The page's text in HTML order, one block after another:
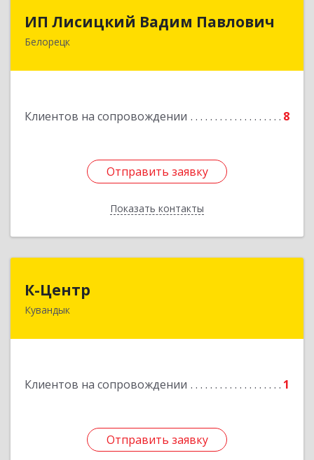
ИП Лисицкий Вадим Павлович
Белорецк
Клиентов на сопровождении 8
Отправить заявку
Показать контакты
ИП Лисицкий Вадим Павлович
453501, Башкортостан Респ, Белорецк г,
Отправить заявку
Назад
К-Центр
Кувандык
Клиентов на сопровождении 1
Отправить заявку
462243, Оренбургская обл, Кувандыкский р-н,
Отправить заявку